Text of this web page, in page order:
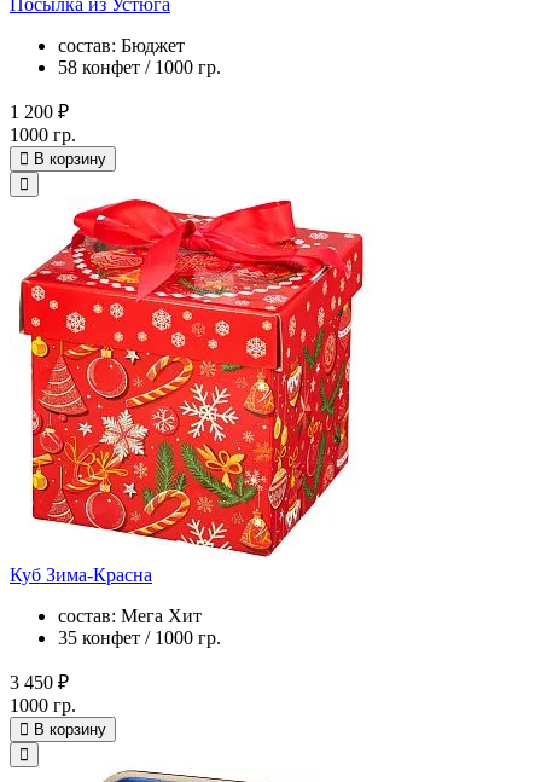
состав: Бюджет
58 конфет / 1000 гр.
1 200 ₽
1000 гр.
В корзину
Куб Зима-Красна
состав: Мега Хит
35 конфет / 1000 гр.
3 450 ₽
1000 гр.
В корзину